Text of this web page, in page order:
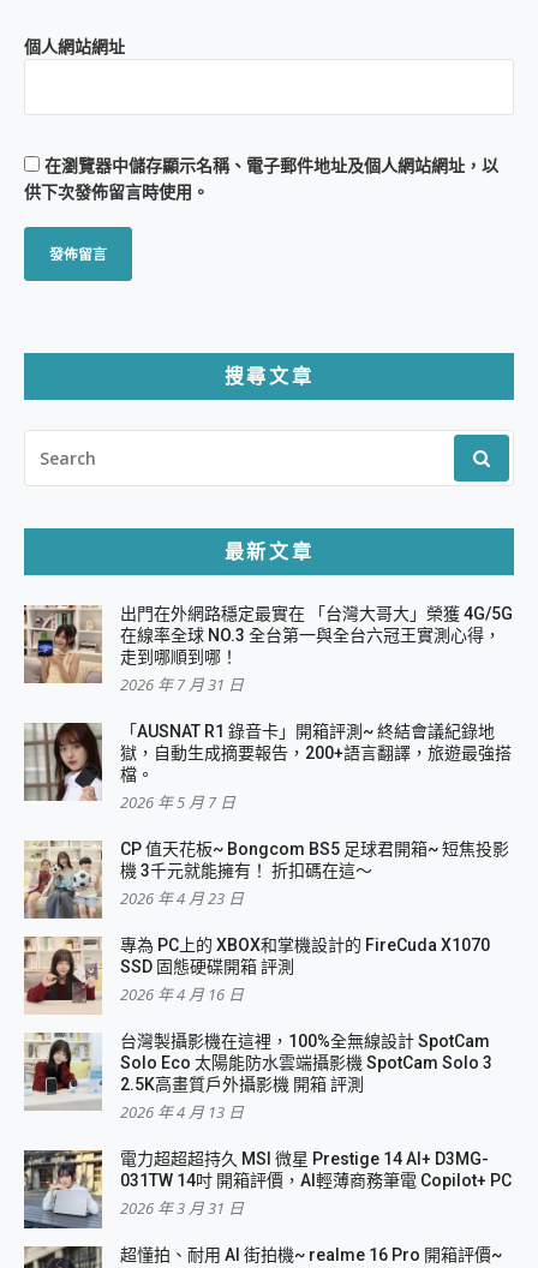
個人網站網址
在瀏覽器中儲存顯示名稱、電子郵件地址及個人網站網址，以
供下次發佈留言時使用。
搜尋文章
FOR:
最新文章
出門在外網路穩定最實在 「台灣大哥大」榮獲 4G/5G
在線率全球 NO.3 全台第一與全台六冠王實測心得，
走到哪順到哪！
2026 年 7 月 31 日
「AUSNAT R1 錄音卡」開箱評測~ 終結會議紀錄地
獄，自動生成摘要報告，200+語言翻譯，旅遊最強搭
檔。
2026 年 5 月 7 日
CP 值天花板~ Bongcom BS5 足球君開箱~ 短焦投影
機 3千元就能擁有！ 折扣碼在這～
2026 年 4 月 23 日
專為 PC上的 XBOX和掌機設計的 FireCuda X1070
SSD 固態硬碟開箱 評測
2026 年 4 月 16 日
台灣製攝影機在這裡，100%全無線設計 SpotCam
Solo Eco 太陽能防水雲端攝影機 SpotCam Solo 3
2.5K高畫質戶外攝影機 開箱 評測
2026 年 4 月 13 日
電力超超超持久 MSI 微星 Prestige 14 AI+ D3MG-
031TW 14吋 開箱評價，AI輕薄商務筆電 Copilot+ PC
2026 年 3 月 31 日
超懂拍、耐用 AI 街拍機~ realme 16 Pro 開箱評價~